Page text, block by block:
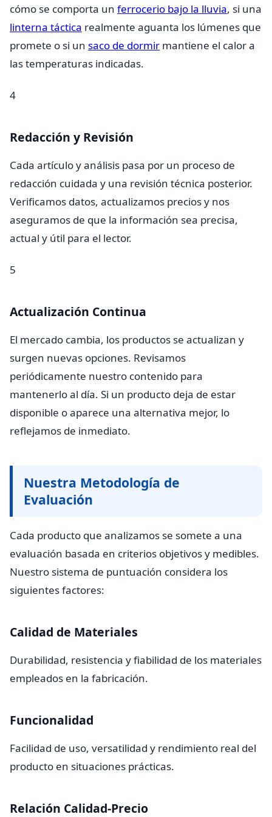
cómo se comporta un ferrocerio bajo la lluvia, si una
linterna táctica realmente aguanta los lúmenes que
promete o si un saco de dormir mantiene el calor a
las temperaturas indicadas.
4
Redacción y Revisión
Cada artículo y análisis pasa por un proceso de
redacción cuidada y una revisión técnica posterior.
Verificamos datos, actualizamos precios y nos
aseguramos de que la información sea precisa,
actual y útil para el lector.
5
Actualización Continua
El mercado cambia, los productos se actualizan y
surgen nuevas opciones. Revisamos
periódicamente nuestro contenido para
mantenerlo al día. Si un producto deja de estar
disponible o aparece una alternativa mejor, lo
reflejamos de inmediato.
Nuestra Metodología de
Evaluación
Cada producto que analizamos se somete a una
evaluación basada en criterios objetivos y medibles.
Nuestro sistema de puntuación considera los
siguientes factores:
Calidad de Materiales
Durabilidad, resistencia y fiabilidad de los materiales
empleados en la fabricación.
Funcionalidad
Facilidad de uso, versatilidad y rendimiento real del
producto en situaciones prácticas.
Relación Calidad-Precio